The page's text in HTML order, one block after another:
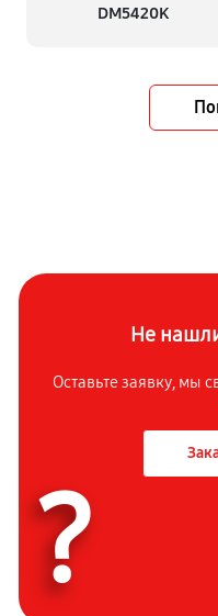
DM5420K
Не
Оставьте заявку, мы
?